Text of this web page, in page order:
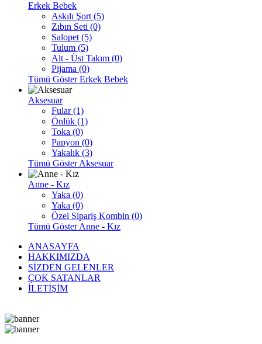
Erkek Bebek
Askılı Şort (5)
Zıbın Seti (0)
Salopet (5)
Tulum (5)
Alt - Üst Takım (0)
Pijama (0)
Tümü Göster Erkek Bebek
Aksesuar
Fular (1)
Önlük (1)
Toka (0)
Papyon (0)
Yakalık (3)
Tümü Göster Aksesuar
Anne - Kız
Yaka (0)
Yaka (0)
Özel Sipariş Kombin (0)
Tümü Göster Anne - Kız
ANASAYFA
HAKKIMIZDA
SİZDEN GELENLER
ÇOK SATANLAR
İLETİŞİM